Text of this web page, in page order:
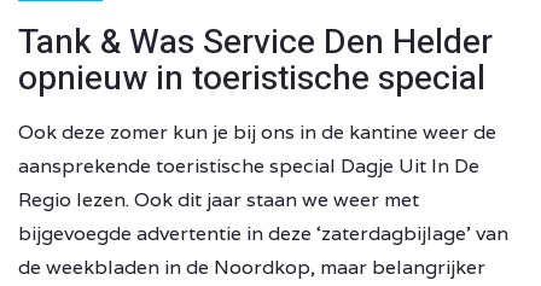
Tank & Was Service Den Helder
opnieuw in toeristische special
Ook deze zomer kun je bij ons in de kantine weer de
aansprekende toeristische special Dagje Uit In De
Regio lezen. Ook dit jaar staan we weer met
bijgevoegde advertentie in deze ‘zaterdagbijlage’ van
de weekbladen in de Noordkop, maar belangrijker